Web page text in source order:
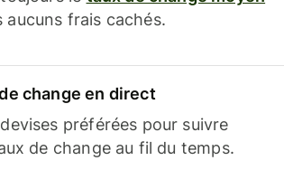
aucuns frais cachés.
change en direct
préférées pour suivre
de change au fil du temps.